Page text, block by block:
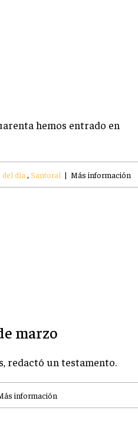
hemos entrado en
del día ,Santoral | Más información
marzo
redactó un testamento.
información